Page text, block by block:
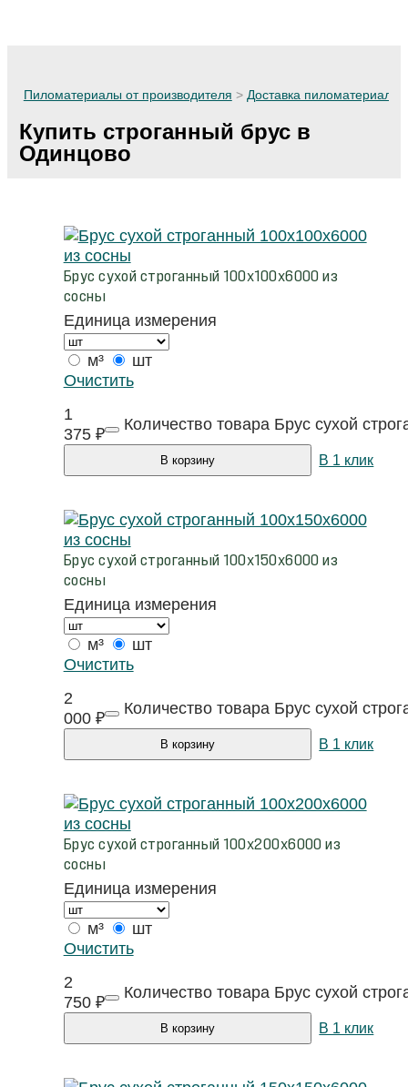
Пиломатериалы от производителя > Доставка
Купить строганный брус в
Одинцово
Брус сухой строганный 100х100х6000 из
сосны
Единица измерения
м³
шт
Очистить
1
375 ₽
Количество товара Брус сухой
В корзину В 1 клик
Брус сухой строганный 100х150х6000 из
сосны
Единица измерения
м³
шт
Очистить
2
000 ₽
Количество товара Брус сухой
В корзину В 1 клик
Брус сухой строганный 100х200х6000 из
сосны
Единица измерения
м³
шт
Очистить
2
750 ₽
Количество товара Брус сухой
В корзину В 1 клик